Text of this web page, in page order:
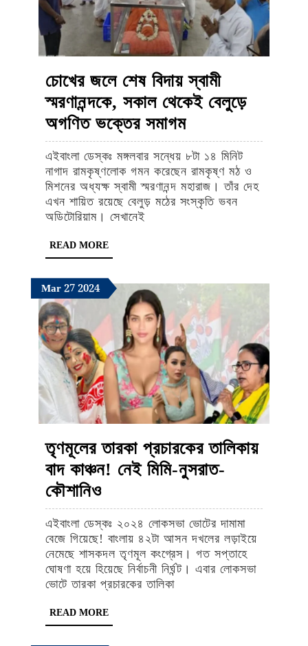
মহিলা
চোখের জলে শেষ বিদায় স্বামী
স্মরণানন্দকে, সকাল থেকেই বেলুড়ে
অগণিত ভক্তের সমাগমচোখের
জলে
শেষ
বিদায়
স্বামী
অগণিত
ভক্তের
সমাগম
এইবাংলা ডেস্কঃ মঙ্গলবার সন্ধেয় ৮টা ১৪ মিনিট
নাগাদ রামকৃষ্ণলোক গমন করেছেন রামকৃষ্ণ মঠ ও
মিশনের অধ্যক্ষ স্বামী স্মরণানন্দ মহারাজ। তাঁর দেহ
এখন শায়িত রয়েছে বেলুড় মঠের সংস্কৃতি ভবন
অডিটোরিয়াম। সেখানেই
READ MOREREAD
MORE
MarMarch
27,
2024
27March
27,
2024March
27,
2024
তৃণমূলের তারকা প্রচারকের তালিকায়
বাদ কাঞ্চন! নেই মিমি-নুসরাত-
কৌশানিওতৃণমূলের
তারকা
প্রচারকের
তালিকায়
বাদ
কাঞ্চন!
নেই
এইবাংলা ডেস্কঃ ২০২৪ লোকসভা ভোটের দামামা
বেজে গিয়েছে! বাংলায় ৪২টা আসন দখলের লড়াইয়ে
নেমেছে শাসকদল তৃণমূল কংগ্রেস। গত সপ্তাহে
ঘোষণা হয়ে হিয়েছে নির্বাচনী নির্ঘন্ট। এবার লোকসভা
ভোটে তারকা প্রচারকের তালিকা
READ MOREREAD
MORE